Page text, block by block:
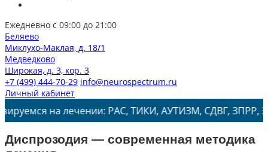
Ежедневно с 09:00 до 21:00
Беляево
Миклухо-Маклая, д. 18/1
Медведково
Широкая, д. 3, кор. 3
+7 (499) 444-70-29 info@neurospectrum.ru
Личный кабинет
лечении: РАС, ТИКИ, АУТИЗМ, СДВГ, ЗПРР, ЗРР,
Диспрозодия — современная методика